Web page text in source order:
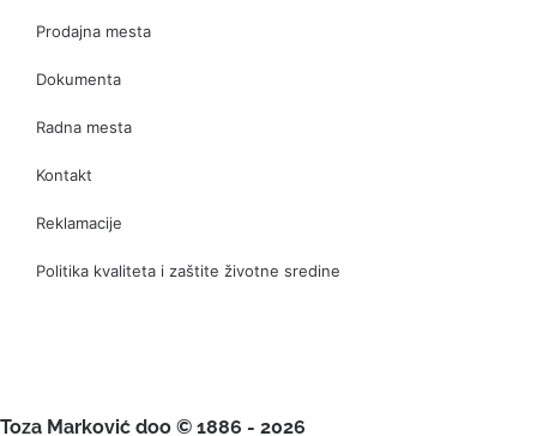
Prodajna mesta
Dokumenta
Radna mesta
Kontakt
Reklamacije
Politika kvaliteta i zaštite životne sredine
Toza Marković doo © 1886 - 2026